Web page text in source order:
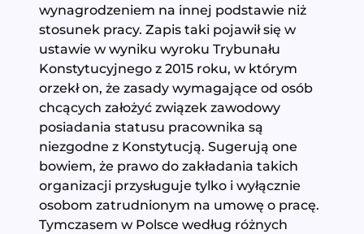
wynagrodzeniem na innej podstawie niż
stosunek pracy. Zapis taki pojawił się w
ustawie w wyniku wyroku Trybunału
Konstytucyjnego z 2015 roku, w którym
orzekł on, że zasady wymagające od osób
chcących założyć związek zawodowy
posiadania statusu pracownika są
niezgodne z Konstytucją. Sugerują one
bowiem, że prawo do zakładania takich
organizacji przysługuje tylko i wyłącznie
osobom zatrudnionym na umowę o pracę.
Tymczasem w Polsce według różnych